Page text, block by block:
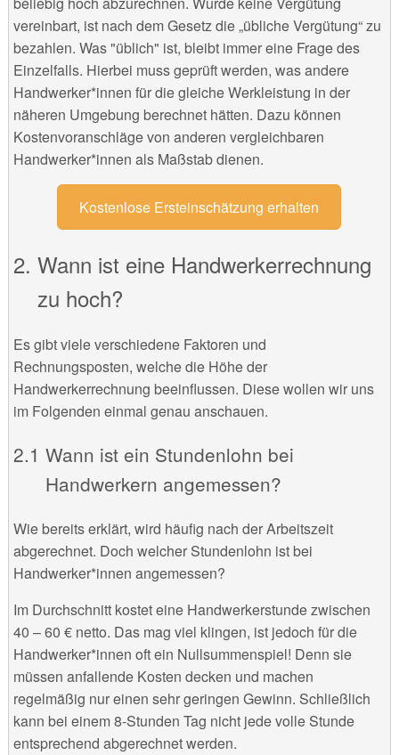
vereinbart, ist nach dem Gesetz die „übliche Vergütung“ zu
bezahlen. Was "üblich" ist, bleibt immer eine Frage des
Einzelfalls. Hierbei muss geprüft werden, was andere
Handwerker*innen für die gleiche Werkleistung in der
näheren Umgebung berechnet hätten. Dazu können
Kostenvoranschläge von anderen vergleichbaren
Handwerker*innen als Maßstab dienen.
Kostenlose Ersteinschätzung erhalten
Wann ist eine Handwerkerrechnung
zu hoch?
Es gibt viele verschiedene Faktoren und
Rechnungsposten, welche die Höhe der
Handwerkerrechnung beeinflussen. Diese wollen wir uns
im Folgenden einmal genau anschauen.
Wann ist ein Stundenlohn bei
Handwerkern angemessen?
Wie bereits erklärt, wird häufig nach der Arbeitszeit
abgerechnet. Doch welcher Stundenlohn ist bei
Handwerker*innen angemessen?
Im Durchschnitt kostet eine Handwerkerstunde zwischen
40 – 60 € netto. Das mag viel klingen, ist jedoch für die
Handwerker*innen oft ein Nullsummenspiel! Denn sie
müssen anfallende Kosten decken und machen
regelmäßig nur einen sehr geringen Gewinn. Schließlich
kann bei einem 8-Stunden Tag nicht jede volle Stunde
entsprechend abgerechnet werden.